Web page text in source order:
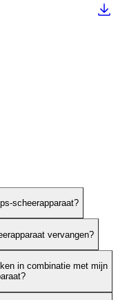
scheerapparaat?
vervangen?
in combinatie met mijn